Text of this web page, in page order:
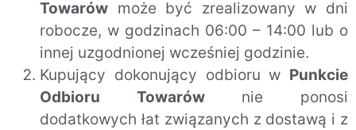
Towarów może być zrealizowany w dni
robocze, w godzinach 06:00 – 14:00 lub o
innej uzgodnionej wcześniej godzinie.
Kupujący dokonujący odbioru w Punkcie
Odbioru Towarównie ponosi
dodatkowych łat związanych z dostawą i z